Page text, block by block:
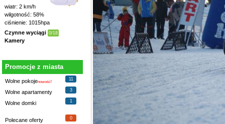
wiatr: 2 km/h
wilgotność: 58%
ciśnienie: 1015hpa
Czynne wyciągi 0/18
Kamery
Promocje z miasta
Wolne pokojenowość!
11
Wolne apartamenty 3
Wolne domki 1
Polecane oferty 0